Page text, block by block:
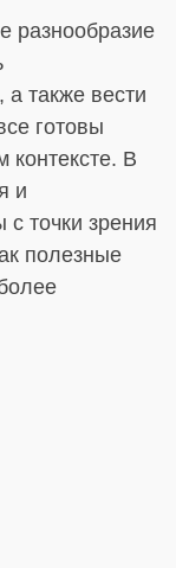
разнообразие
а также вести
готовы
контексте. В
и
точки зрения
полезные